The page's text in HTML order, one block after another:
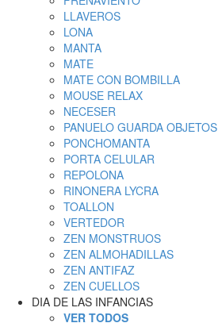
LLAVEROS
LONA
MANTA
MATE
MATE CON BOMBILLA
MOUSE RELAX
NECESER
PANUELO GUARDA OBJETOS
PONCHOMANTA
PORTA CELULAR
REPOLONA
RINONERA LYCRA
TOALLON
VERTEDOR
ZEN MONSTRUOS
ZEN ALMOHADILLAS
ZEN ANTIFAZ
ZEN CUELLOS
DIA DE LAS INFANCIAS
VER TODOS